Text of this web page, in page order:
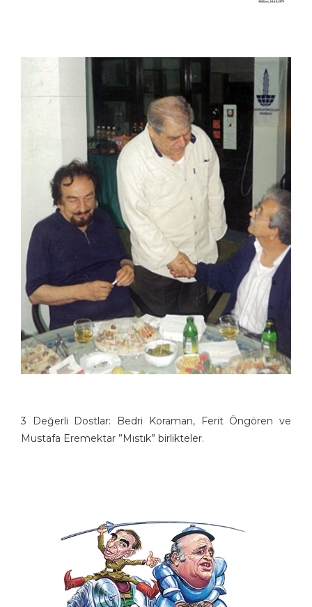
3 Değerli Dostlar: Bedri Koraman, Ferit Öngören ve
Mustafa Eremektar ”Mıstık” birlikteler.